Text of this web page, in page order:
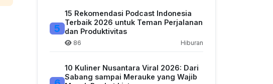
5
15 Rekomendasi Podcast Indonesia
Terbaik 2026 untuk Teman Perjalanan
dan Produktivitas
86 Hiburan
10 Kuliner Nusantara Viral 2026: Dari
Sabang sampai Merauke yang Wajib